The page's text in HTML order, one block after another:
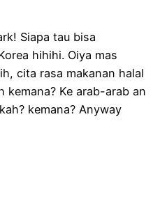
Siapa tau bisa
hihihi. Oiya mas
cita rasa makanan halal
kemana? Ke arab-arab an
kemana? Anyway